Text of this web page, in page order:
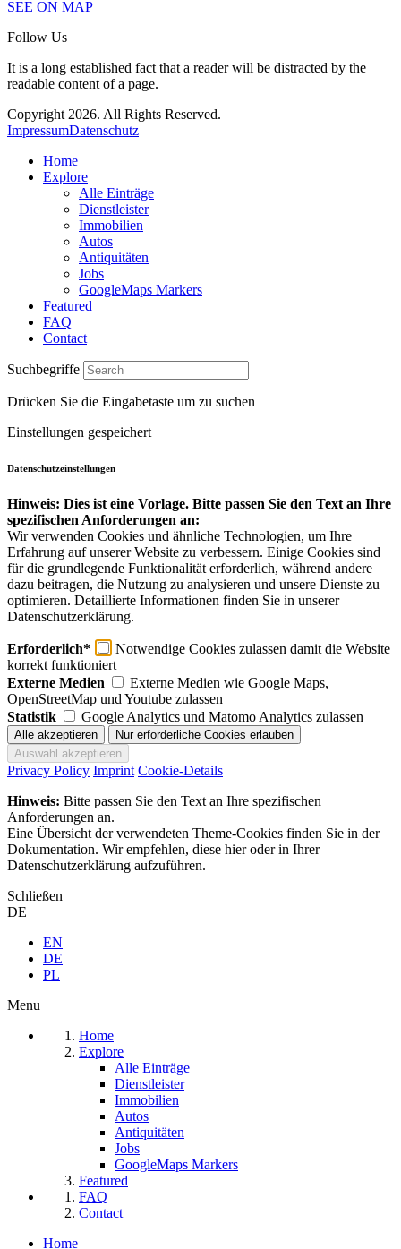
SEE ON MAP
Follow Us
It is a long established fact that a reader will be distracted by the
readable content of a page.
Copyright 2026. All Rights Reserved.
ImpressumDatenschutz
Home
Explore
Alle Einträge
Dienstleister
Immobilien
Autos
Antiquitäten
Jobs
GoogleMaps Markers
Featured
FAQ
Contact
Suchbegriffe
Drücken Sie die Eingabetaste um zu suchen
Einstellungen gespeichert
Datenschutzeinstellungen
Hinweis: Dies ist eine Vorlage. Bitte passen Sie den Text an Ihre
spezifischen Anforderungen an:
Wir verwenden Cookies und ähnliche Technologien, um Ihre
Erfahrung auf unserer Website zu verbessern. Einige Cookies sind
für die grundlegende Funktionalität erforderlich, während andere
dazu beitragen, die Nutzung zu analysieren und unsere Dienste zu
optimieren. Detaillierte Informationen finden Sie in unserer
Datenschutzerklärung.
Erforderlich*
Notwendige Cookies zulassen damit die Website
korrekt funktioniert
Externe Medien
Externe Medien wie Google Maps,
OpenStreetMap und Youtube zulassen
Statistik
Google Analytics und Matomo Analytics zulassen
Privacy Policy Imprint Cookie-Details
Hinweis: Bitte passen Sie den Text an Ihre spezifischen
Anforderungen an.
Eine Übersicht der verwendeten Theme-Cookies finden Sie in der
Dokumentation. Wir empfehlen, diese hier oder in Ihrer
Datenschutzerklärung aufzuführen.
Schließen
DE
EN
DE
PL
Menu
Home
Explore
Alle Einträge
Dienstleister
Immobilien
Autos
Antiquitäten
Jobs
GoogleMaps Markers
Featured
FAQ
Contact
Home